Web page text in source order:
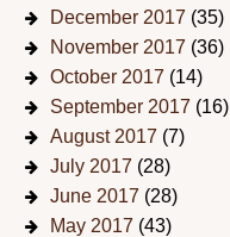
December 2017 (35)
November 2017 (36)
October 2017 (14)
September 2017 (16)
August 2017 (7)
July 2017 (28)
June 2017 (28)
May 2017 (43)